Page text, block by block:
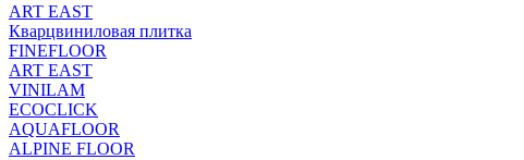
ART EAST
Кварцвиниловая плитка
FINEFLOOR
ART EAST
VINILAM
ECOCLICK
AQUAFLOOR
ALPINE FLOOR